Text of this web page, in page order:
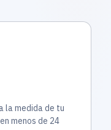
la medida de tu
menos de 24